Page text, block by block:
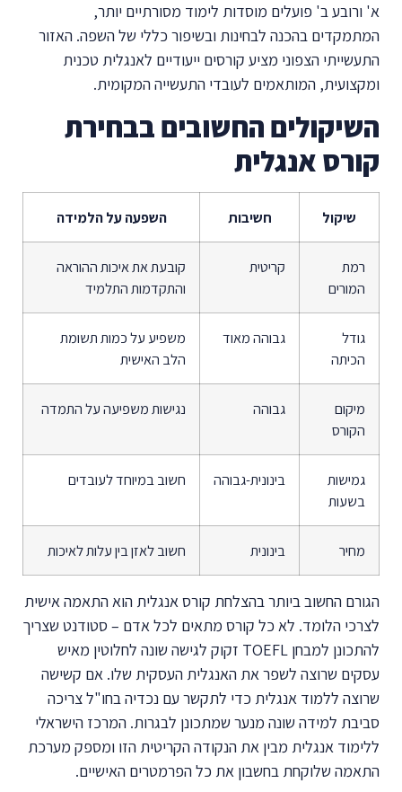
א' ורובע ב' פועלים מוסדות לימוד מסורתיים יותר,
המתמקדים בהכנה לבחינות ובשיפור כללי של השפה. האזור
התעשייתי הצפוני מציע קורסים ייעודיים לאנגלית טכנית
ומקצועית, המותאמים לעובדי התעשייה המקומית.
השיקולים החשובים בבחירת
קורס אנגלית
שיקול חשיבות השפעה על הלמידה
רמת
המורים
קריטית
קובעת את איכות ההוראה
והתקדמות התלמיד
גודל
הכיתה
גבוהה מאוד
משפיע על כמות תשומת
הלב האישית
מיקום
הקורס
גבוהה נגישות משפיעה על התמדה
גמישות
בשעות
בינונית-גבוהה חשוב במיוחד לעובדים
מחיר בינונית חשוב לאזן בין עלות לאיכות
הגורם החשוב ביותר בהצלחת קורס אנגלית הוא התאמה אישית
לצרכי הלומד. לא כל קורס מתאים לכל אדם – סטודנט שצריך
להתכונן למבחן TOEFL זקוק לגישה שונה לחלוטין מאיש
עסקים שרוצה לשפר את האנגלית העסקית שלו. אם קשישה
שרוצה ללמוד אנגלית כדי לתקשר עם נכדיה בחו"ל צריכה
סביבת למידה שונה מנער שמתכונן לבגרות. המרכז הישראלי
ללימוד אנגלית מבין את הנקודה הקריטית הזו ומספק מערכת
התאמה שלוקחת בחשבון את כל הפרמטרים האישיים.